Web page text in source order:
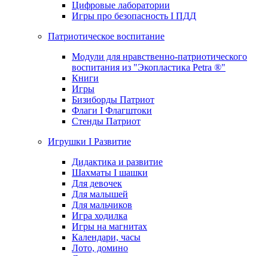
Цифровые лаборатории
Игры про безопасность I ПДД
Патриотическое воспитание
Модули для нравственно-патриотического
воспитания из "Экопластика Petra ®"
Книги
Игры
Бизиборды Патриот
Флаги I Флагштоки
Стенды Патриот
Игрушки I Развитие
Дидактика и развитие
Шахматы I шашки
Для девочек
Для малышей
Для мальчиков
Игра ходилка
Игры на магнитах
Календари, часы
Лото, домино